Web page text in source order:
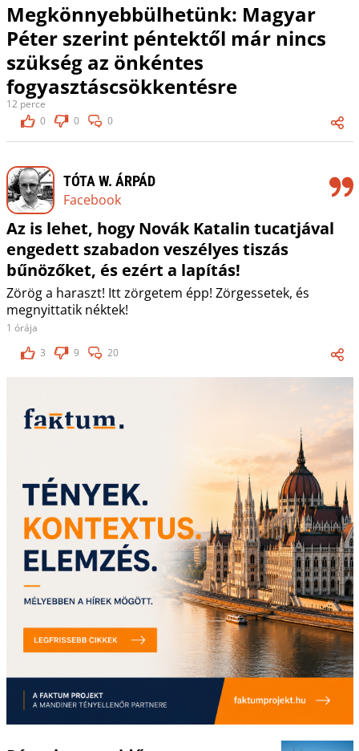
Megkönnyebbülhetünk: Magyar
Péter szerint péntektől már nincs
szükség az önkéntes
fogyasztáscsökkentésre
12 perce
0
0 0
TÓTA W. ÁRPÁD
Facebook
Az is lehet, hogy Novák Katalin tucatjával
engedett szabadon veszélyes tiszás
bűnözőket, és ezért a lapítás!
Zörög a haraszt! Itt zörgetem épp! Zörgessetek, és
megnyittatik néktek!
1 órája
3
9 20